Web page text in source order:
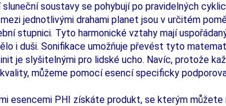
soustavy se pohybují po pravidelných
jednotlivými drahami planet jsou v určitém
stupnici. Tyto harmonické vztahy mají
i duši. Sonifikace umožňuje převést tyto
je slyšitelnými pro lidské ucho. Navíc, protože
můžeme pomocí esencí specificky
esencemi PHI získáte produkt, se kterým můžete